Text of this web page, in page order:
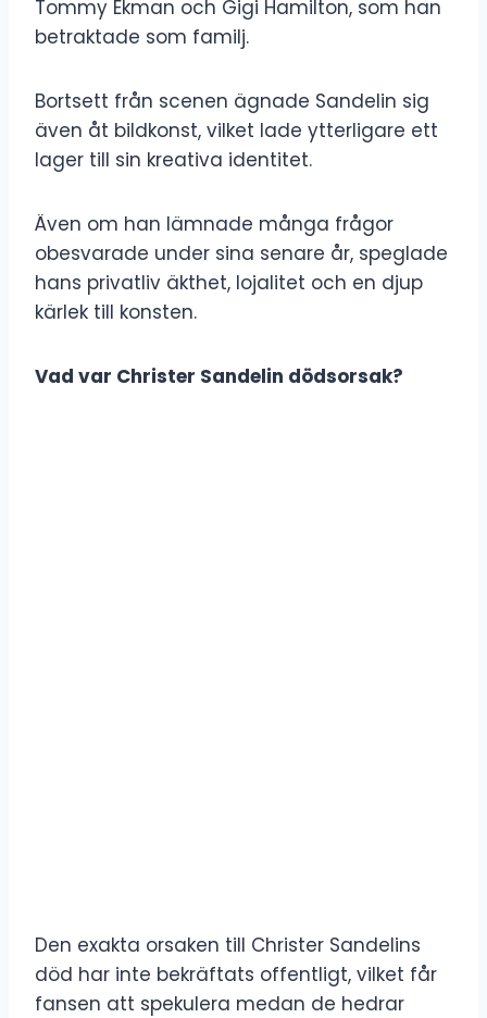
Tommy Ekman och Gigi Hamilton, som han
betraktade som familj.
Bortsett från scenen ägnade Sandelin sig
även åt bildkonst, vilket lade ytterligare ett
lager till sin kreativa identitet.
Även om han lämnade många frågor
obesvarade under sina senare år, speglade
hans privatliv äkthet, lojalitet och en djup
kärlek till konsten.
Vad var Christer Sandelin dödsorsak?
Den exakta orsaken till Christer Sandelins
död har inte bekräftats offentligt, vilket får
fansen att spekulera medan de hedrar